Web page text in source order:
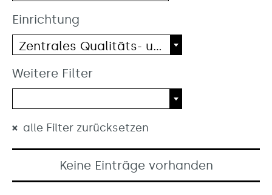
Einrichtung
Zentrales Qualitäts- und Risikomanagement - Stabsstelle
Weitere Filter
alle Filter zurücksetzen
Keine Einträge vorhanden